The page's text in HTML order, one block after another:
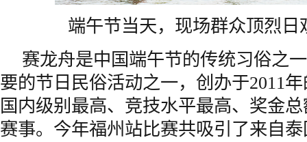
端午节当天，现场群众顶烈日
赛龙舟是中国端午节的传统习俗之
要的节日民俗活动之一，创办于2011
国内级别最高、竞技水平最高、奖金
赛事。今年福州站比赛共吸引了来自